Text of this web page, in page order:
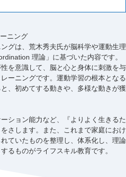
ニング
グは、荒木秀夫氏が脳科学や運動生理
理論」に基づいた内容です。
を意識して、脳と心と身体に刺激を与
ーニングです。運動学習の根本となる
、初めてする動きや、多様な動きが獲
ション能力など、『よりよく生きるた
さします。また、これまで家庭におけ
ていたものを整理し、体系化し、理論
るものがライフスキル教育です。